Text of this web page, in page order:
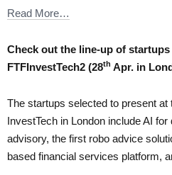
Read More…
Check out the line-up of
FTFInvestTech2 (28th Apr. in
The startups selected to present at
InvestTech in London include AI
advisory, the first robo advice
based financial services platform,